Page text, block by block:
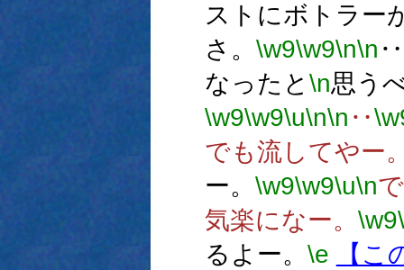
ストにボトラー
さ。 \w9\w9\n\n ‥
なったと \n思う
\w9\w9\u\n\n ‥
でも流してやー
ー。 \w9\w9\u\n
気楽になー。 \w9
るよー。 \e
【